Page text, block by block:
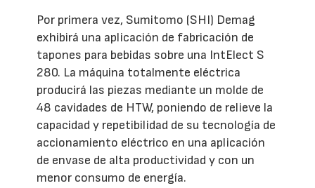
Por primera vez, Sumitomo (SHI) Demag
exhibirá una aplicación de fabricación de
tapones para bebidas sobre una IntElect S
280. La máquina totalmente eléctrica
producirá las piezas mediante un molde de
48 cavidades de HTW, poniendo de relieve la
capacidad y repetibilidad de su tecnología de
accionamiento eléctrico en una aplicación
de envase de alta productividad y con un
menor consumo de energía.